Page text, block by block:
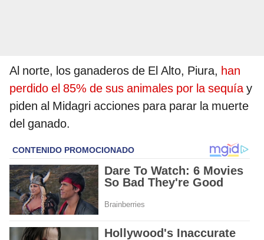
Al norte, los ganaderos de El Alto, Piura, han
perdido el 85% de sus animales por la sequía y
piden al Midagri acciones para parar la muerte
del ganado.